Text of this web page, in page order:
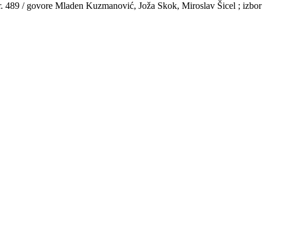
/ govore Mladen Kuzmanović, Joža Skok, Miroslav Šicel ; izbor